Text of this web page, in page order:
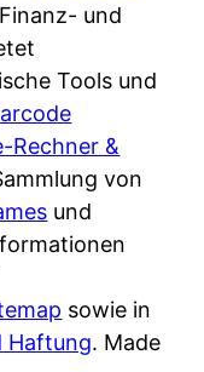
und
Tools und
Rechner &
von
und
sowie in
Haftung. Made